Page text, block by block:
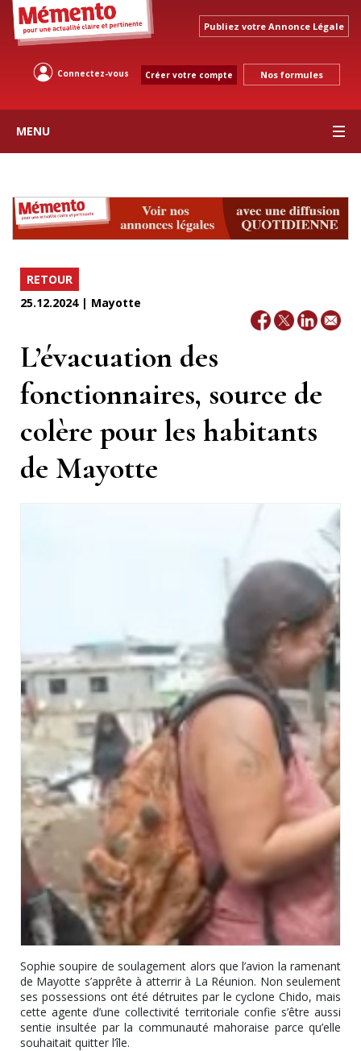
Publiez votre Annonce Légale
Connectez-vous Créer votre compte Nos formules
MENU
RETOUR
25.12.2024 | Mayotte
L’évacuation des
fonctionnaires, source de
colère pour les habitants
de Mayotte
Sophie soupire de soulagement alors que l’avion la ramenant
de Mayotte s’apprête à atterrir à La Réunion. Non seulement
ses possessions ont été détruites par le cyclone Chido, mais
cette agente d’une collectivité territoriale confie s’être aussi
sentie insultée par la communauté mahoraise parce qu’elle
souhaitait quitter l’île.